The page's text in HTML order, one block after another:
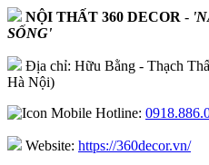
NỘI THẤT 360 DECOR -
SỐNG'
Địa chỉ: Hữu Bằng - Thạch
Hà Nội)
Hotline:
Website: https://360decor.vn/